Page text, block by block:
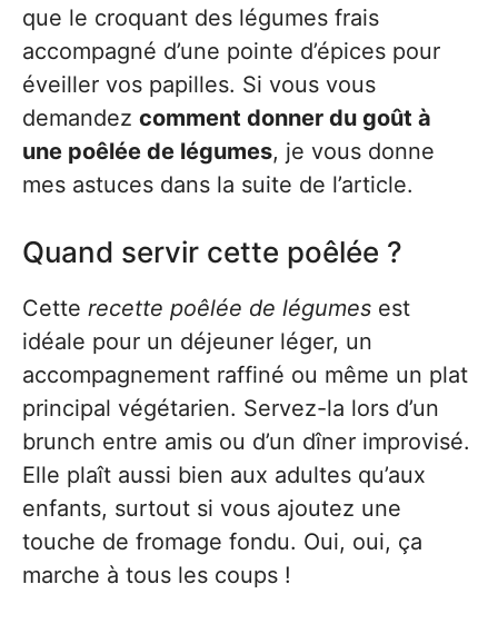
que le croquant des légumes frais
accompagné d’une pointe d’épices pour
éveiller vos papilles. Si vous vous
demandez comment donner du goût à
une poêlée de légumes, je vous donne
mes astuces dans la suite de l’article.
Quand servir cette poêlée ?
Cette recette poêlée de légumes est
idéale pour un déjeuner léger, un
accompagnement raffiné ou même un plat
principal végétarien. Servez-la lors d’un
brunch entre amis ou d’un dîner improvisé.
Elle plaît aussi bien aux adultes qu’aux
enfants, surtout si vous ajoutez une
touche de fromage fondu. Oui, oui, ça
marche à tous les coups !